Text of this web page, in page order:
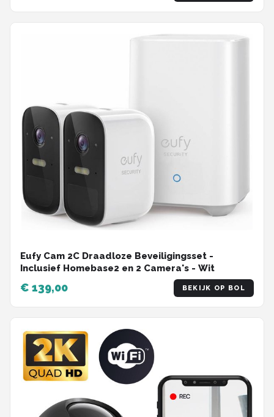
Eufy Cam 2C Draadloze Beveiligingsset -
Inclusief Homebase2 en 2 Camera's - Wit
€ 139,00 BEKIJK OP BOL